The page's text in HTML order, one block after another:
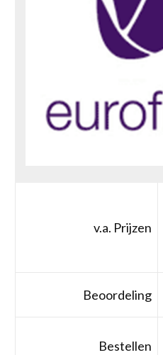
v.a. Prijzen
Beoordeling
Bestellen